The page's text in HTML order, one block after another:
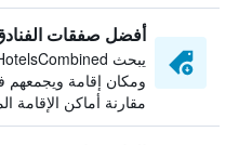
أفضل صفقات
ومكان إقامة
مقارنة أماكن الإقامة